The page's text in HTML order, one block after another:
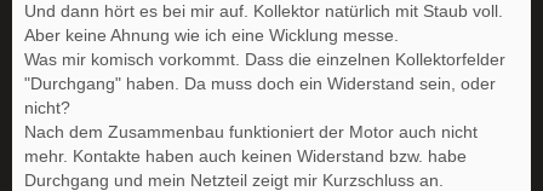
Und dann hört es bei mir auf. Kollektor natürlich mit Staub voll.
Aber keine Ahnung wie ich eine Wicklung messe.
Was mir komisch vorkommt. Dass die einzelnen Kollektorfelder
"Durchgang" haben. Da muss doch ein Widerstand sein, oder
nicht?
Nach dem Zusammenbau funktioniert der Motor auch nicht
mehr. Kontakte haben auch keinen Widerstand bzw. habe
Durchgang und mein Netzteil zeigt mir Kurzschluss an.